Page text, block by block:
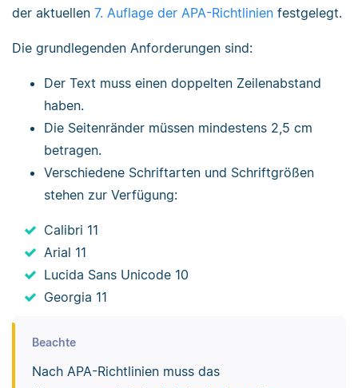
der aktuellen 7. Auflage der APA-Richtlinien festgelegt.
Die grundlegenden Anforderungen sind:
Der Text muss einen doppelten Zeilenabstand
haben.
Die Seitenränder müssen mindestens 2,5 cm
betragen.
Verschiedene Schriftarten und Schriftgrößen
stehen zur Verfügung:
Calibri 11
Arial 11
Lucida Sans Unicode 10
Georgia 11
Beachte
Nach APA-Richtlinien muss das